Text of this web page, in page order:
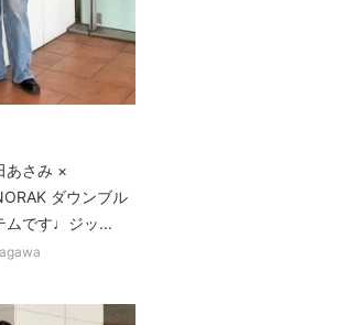
あさみ ×
ダウンブル
ムです♩ジッ...